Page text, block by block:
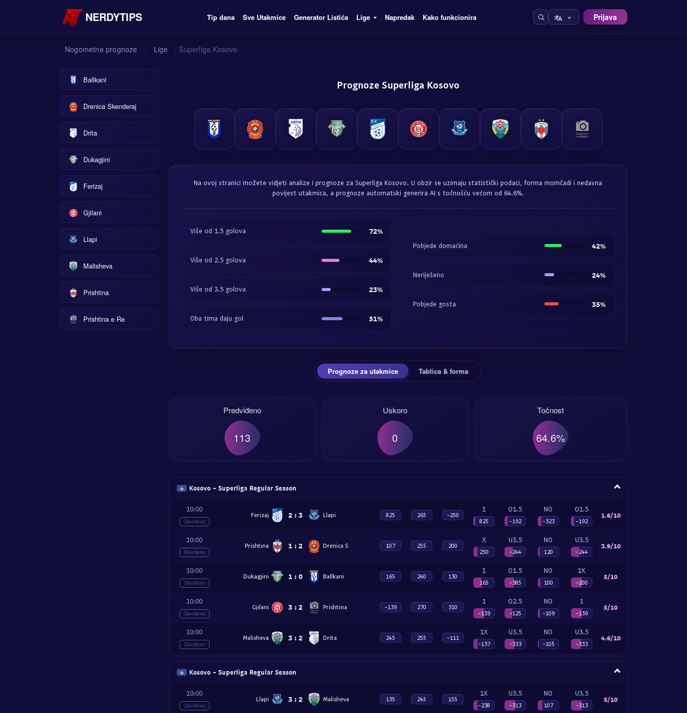
NERDYTIPS Tip dana Sve Utakmice Generator Listića Lige Napredak Kako funkcionira Prijava
Nogometne prognoze / Lige / Superliga Kosovo
Ballkani
Drenica Skenderaj
Drita
Dukagjini
Ferizaj
Gjilani
Llapi
Malisheva
Prishtina
Prishtina e Re
Prognoze Superliga Kosovo
Na ovoj stranici možete vidjeti analize i prognoze za Superliga Kosovo. U obzir se uzimaju statistički podaci, forma momčadi i nedavna
povijest utakmica, a prognoze automatski generira AI s točnošću većom od 64.6%.
Više od 1.5 golova 72%
Više od 2.5 golova 44%
Više od 3.5 golova 23%
Oba tima daju gol 51%
Pobjede domaćina 42%
Neriješeno 24%
Pobjede gosta 35%
Prognoze za utakmice Tablica & forma
Predviđeno
113
Uskoro
0
Točnost
64.6%
Kosovo - Superliga Regular Season
10:00
Završeno
Ferizaj 2 : 3 Llapi 825 265 -250
1
825
O1.5
-192
NO
-323
O1.5
-192
1.6/10
10:00
Završeno
Prishtina 1 : 2 Drenica S 107 255 200
X
250
U3.5
-244
NO
120
U3.5
-244
3.9/10
10:00
Završeno
Dukagjini 1 : 0 Ballkani 165 240 130
1
165
O1.5
-385
NO
100
1X
-200
5/10
10:00
Završeno
Gjilani 3 : 2 Prishtina -139 270 310
1
-139
O2.5
-125
NO
-109
1
-139
5/10
10:00
Završeno
Malisheva 3 : 2 Drita 245 255 -111
1X
-137
U3.5
-333
NO
-105
U3.5
-333
4.6/10
Kosovo - Superliga Regular Season
10:00
Završeno
Llapi 3 : 2 Malisheva 135 245 155
1X
-238
U3.5
-313
NO
107
U3.5
-313
5/10